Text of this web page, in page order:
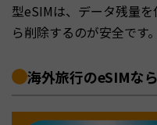
型eSIMは、データ残量
ら削除するのが安全です。
海外旅行のeSIMな